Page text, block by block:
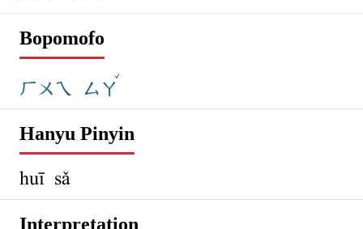
Bopomofo
ㄏㄨㄟ ㄙㄚ
ˇ
Hanyu Pinyin
huī sǎ
Interpretation